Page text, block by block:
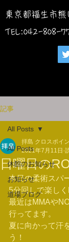
東京都福生市
TEL:042-808-
記事
All Posts
休館のお知らせ
お知らせ
道場ブログ
All Posts
日曜日の
拝島 クロスポイ
2021年7月11日
本日の柔術スパ
5分回しで楽しく
最近はMMAや
行ってます。
夏に向かって汗
う！